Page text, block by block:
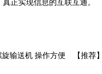
正实现信息的互联互通。
输送机 操作方便 【推荐